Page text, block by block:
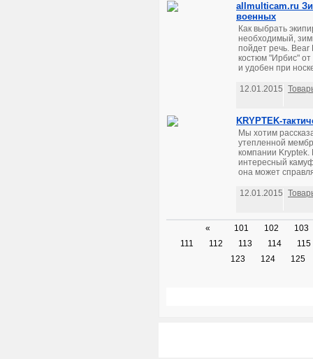
allmulticam.ru
военных
Как выбрать
необходимый,
пойдет речь. Bear
костюм "Ирбис"
и удобен при
12.01.2015
KRYPTEK-
Мы хотим
утепленной
компании Kryptek.
интересный
она может
12.01.2015
« 101 102
103
111
112 113 114
115
123
124 125